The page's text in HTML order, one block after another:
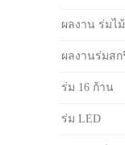
ผลงาน ร่มไม้
ผลงานร่มสก
ร่ม 16 ก้าน
ร่ม LED